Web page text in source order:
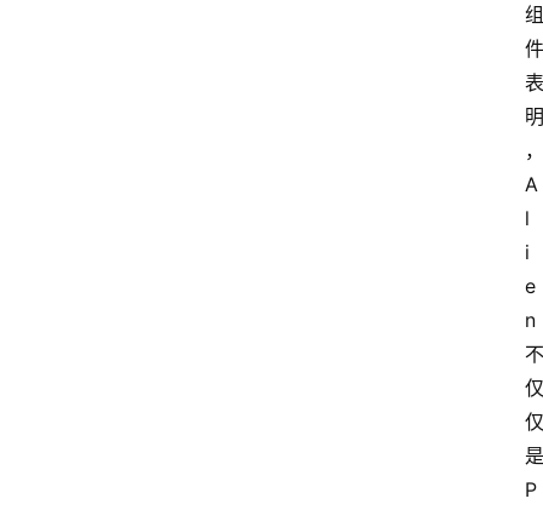
组
件
表
明
，
A
l
i
e
n
不
仅
仅
是
P